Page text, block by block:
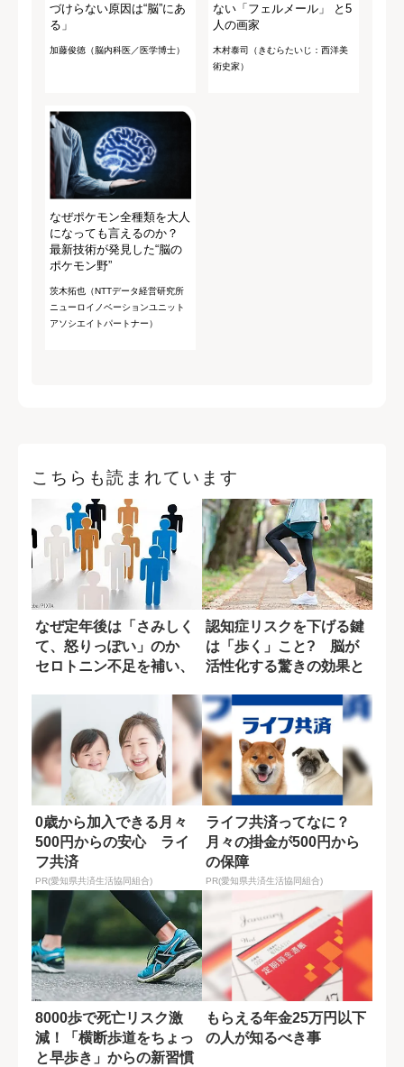
づけらない原因は“脳”にあ
る」
加藤俊徳（脳内科医／医学博士）
ない「フェルメール」 と5
人の画家
木村泰司（きむらたいじ：西洋美
術史家）
なぜポケモン全種類を大人
になっても言えるのか？
最新技術が発見した“脳の
ポケモン野”
茨木拓也（NTTデータ経営研究所
ニューロイノベーションユニット
アソシエイトパートナー）
こちらも読まれています
なぜ定年後は「さみしく
て、怒りっぽい」のか
セロトニン不足を補い、
認知症リスクを下げる鍵
は「歩く」こと? 脳が
活性化する驚きの効果と
0歳から加入できる月々
500円からの安心 ライ
フ共済
PR(愛知県共済生活協同組合)
ライフ共済ってなに？
月々の掛金が500円から
の保障
PR(愛知県共済生活協同組合)
8000歩で死亡リスク激
減！「横断歩道をちょっ
と早歩き」からの新習慣
もらえる年金25万円以下
の人が知るべき事